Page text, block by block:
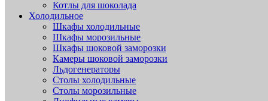
Котлы для шоколада
Холодильное
Шкафы холодильные
Шкафы морозильные
Шкафы шоковой заморозки
Камеры шоковой заморозки
Льдогенераторы
Столы холодильные
Столы морозильные